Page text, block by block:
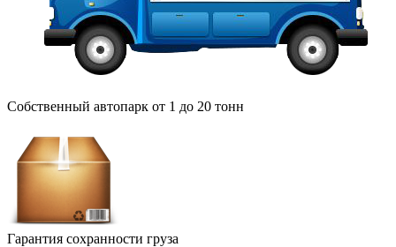
Собственный автопарк от 1 до 20 тонн
Гарантия сохранности груза